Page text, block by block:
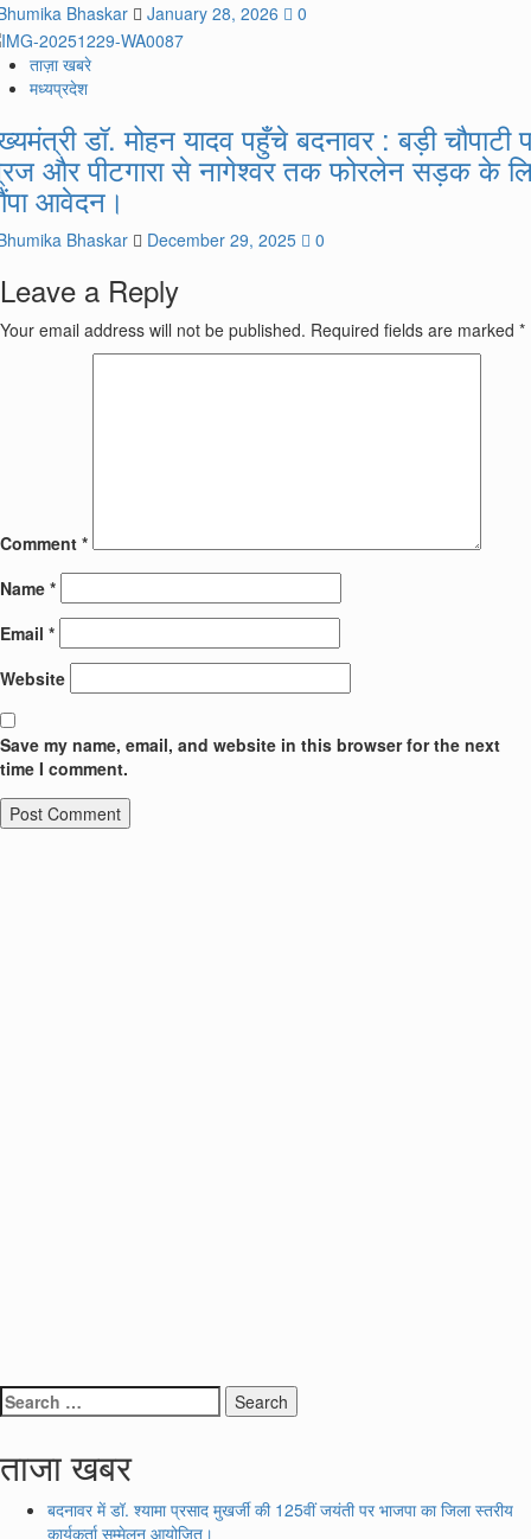
Bhaskar January 28, 2026 0
ताज़ा खबरे
मध्यप्रदेश
डॉ. मोहन यादव पहुँचे बदनावर : बड़ी चौपाटी
और पीटगारा से नागेश्वर तक फोरलेन सड़क के
आवेदन।
Bhaskar December 29, 2025 0
Leave a Reply
Your email address will not be published. Required fields are marked *
Comment *
Name *
Email *
Website
Save my name, email, and website in this browser for the next
time I comment.
Search
for:
ताजा खबर
बदनावर में डॉ. श्यामा प्रसाद मुखर्जी की 125वीं जयंती पर भाजपा का जिला स्तरीय
कार्यकर्ता सम्मेलन आयोजित।